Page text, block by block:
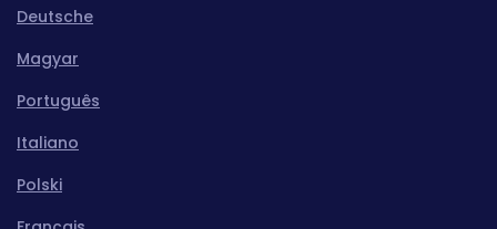
Deutsche
Magyar
Português
Italiano
Polski